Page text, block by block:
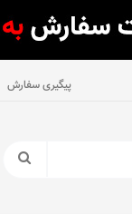
پیگیری سفارش